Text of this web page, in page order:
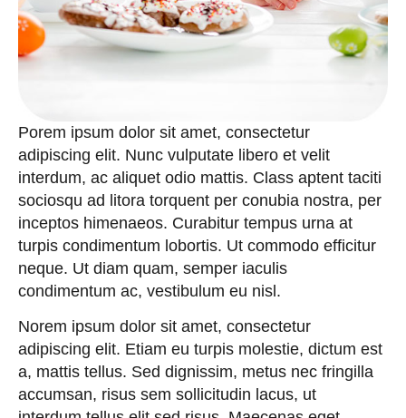
Porem ipsum dolor sit amet, consectetur
adipiscing elit. Nunc vulputate libero et velit
interdum, ac aliquet odio mattis. Class aptent taciti
sociosqu ad litora torquent per conubia nostra, per
inceptos himenaeos. Curabitur tempus urna at
turpis condimentum lobortis. Ut commodo efficitur
neque. Ut diam quam, semper iaculis
condimentum ac, vestibulum eu nisl.
Norem ipsum dolor sit amet, consectetur
adipiscing elit. Etiam eu turpis molestie, dictum est
a, mattis tellus. Sed dignissim, metus nec fringilla
accumsan, risus sem sollicitudin lacus, ut